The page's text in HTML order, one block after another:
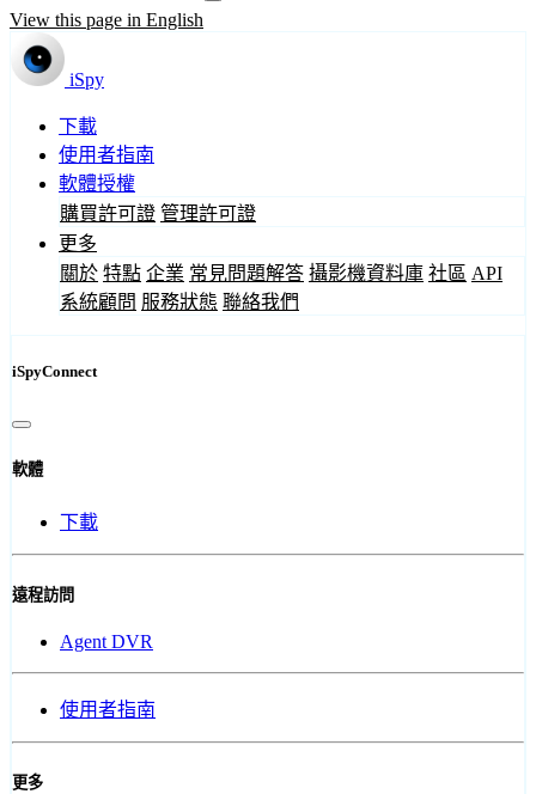
View this page in English
iSpy
下載
使用者指南
軟體授權
購買許可證 管理許可證
更多
關於 特點 企業 常見問題解答 攝影機資料庫 社區 API
系統顧問 服務狀態 聯絡我們
iSpyConnect
軟體
下載
遠程訪問
Agent DVR
使用者指南
更多